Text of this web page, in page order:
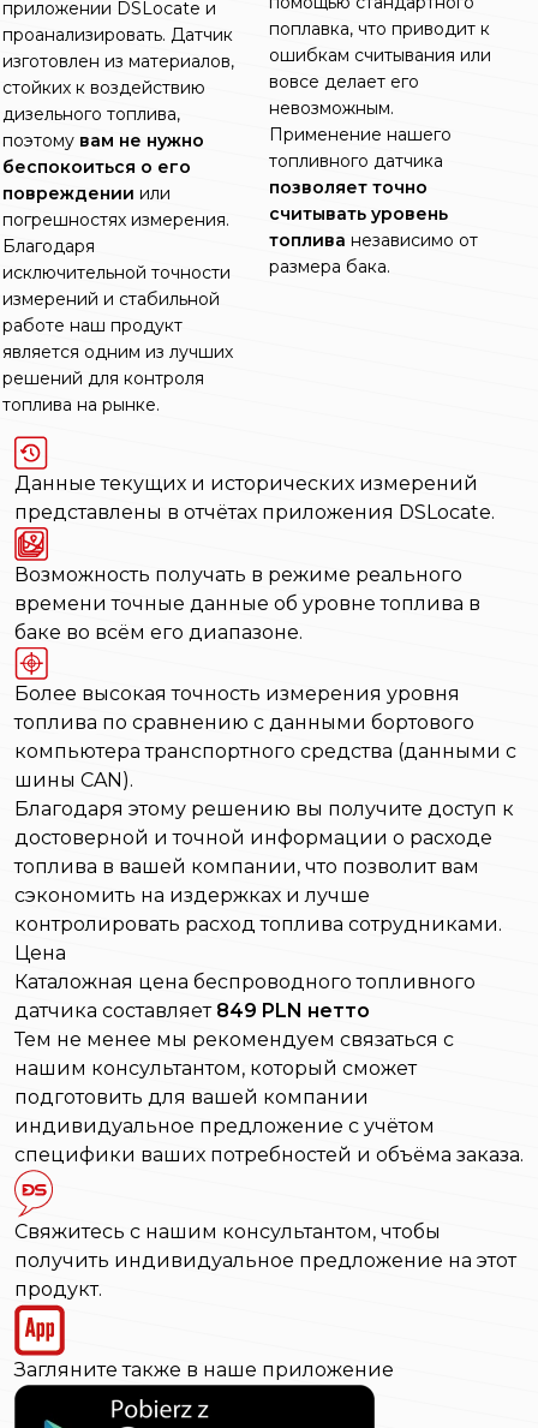
приложении DSLocate и
проанализировать. Датчик
изготовлен из материалов,
стойких к воздействию
дизельного топлива,
поэтому вам не нужно
беспокоиться о его
повреждении или
погрешностях измерения.
Благодаря
исключительной точности
измерений и стабильной
работе наш продукт
является одним из лучших
решений для контроля
топлива на рынке.
поплавка, что приводит к
ошибкам считывания или
вовсе делает его
невозможным.
Применение нашего
топливного датчика
позволяет точно
считывать уровень
топлива независимо от
размера бака.
Данные текущих и исторических измерений
представлены в отчётах приложения DSLocate.
Возможность получать в режиме реального
времени точные данные об уровне топлива в
баке во всём его диапазоне.
Более высокая точность измерения уровня
топлива по сравнению с данными бортового
компьютера транспортного средства (данными с
шины CAN).
Благодаря этому решению вы получите доступ к
достоверной и точной информации о расходе
топлива в вашей компании, что позволит вам
сэкономить на издержках и лучше
контролировать расход топлива сотрудниками.
Цена
Каталожная цена беспроводного топливного
датчика составляет 849 PLN нетто
Тем не менее мы рекомендуем связаться с
нашим консультантом, который сможет
подготовить для вашей компании
индивидуальное предложение с учётом
специфики ваших потребностей и объёма заказа.
Свяжитесь с нашим консультантом, чтобы
получить индивидуальное предложение на этот
продукт.
Загляните также в наше приложение